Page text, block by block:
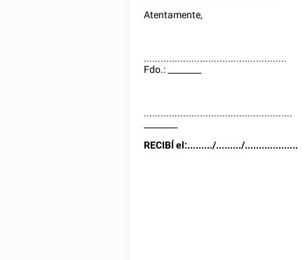
Atentamente,
...................................................
Fdo.:
.....................................................
RECIBÍ el:........./........./...................